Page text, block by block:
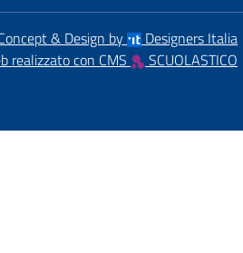
& Design by
Designers Italia
realizzato con CMS
SCUOLASTICO